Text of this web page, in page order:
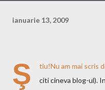
ianuarie 13, 2009
Ş
tiu!Nu am mai scris
citi cineva blog-ul).